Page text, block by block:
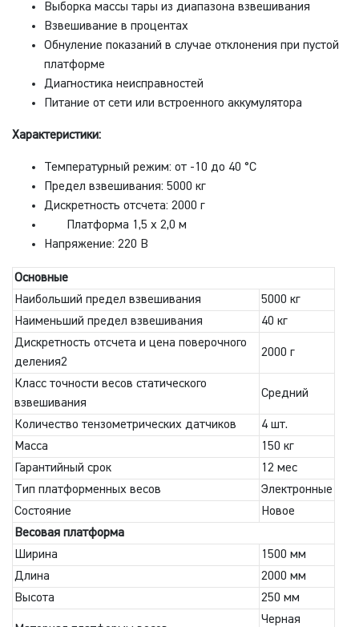
Выборка массы тары из диапазона взвешивания
Взвешивание в процентах
Обнуление показаний в случае отклонения при пустой
платформе
Диагностика неисправностей
Питание от сети или встроенного аккумулятора
Характеристики:
Температурный режим: от -10 до 40 °С
Предел взвешивания: 5000 кг
Дискретность отсчета: 2000 г
Платформа 1,5 х 2,0 м
Напряжение: 220 В
Основные
Наибольший предел взвешивания
5000 кг
Наименьший предел взвешивания
40 кг
Дискретность отсчета и цена поверочного
деления2
2000 г
Класс точности весов статического
взвешивания
Средний
Количество тензометрических датчиков
4 шт.
Масса
150 кг
Гарантийный срок
12 мес
Тип платформенных весов
Электронные
Состояние
Новое
Весовая платформа
Ширина
1500 мм
Длина
2000 мм
Высота
250 мм
Черная